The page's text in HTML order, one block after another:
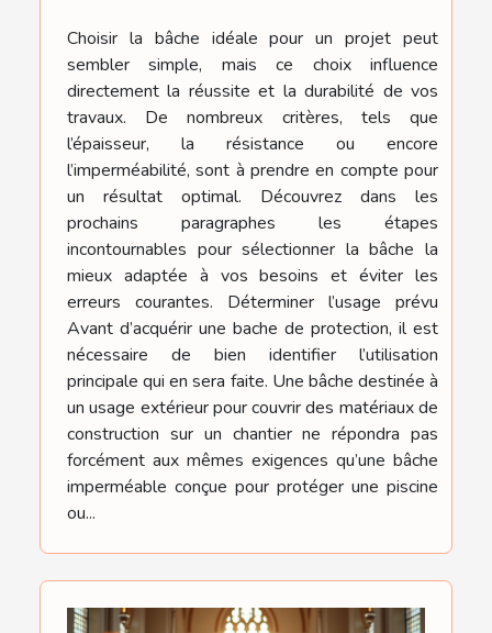
Choisir la bâche idéale pour un projet peut
sembler simple, mais ce choix influence
directement la réussite et la durabilité de vos
travaux. De nombreux critères, tels que
l’épaisseur, la résistance ou encore
l’imperméabilité, sont à prendre en compte pour
un résultat optimal. Découvrez dans les
prochains paragraphes les étapes
incontournables pour sélectionner la bâche la
mieux adaptée à vos besoins et éviter les
erreurs courantes. Déterminer l’usage prévu
Avant d’acquérir une bache de protection, il est
nécessaire de bien identifier l’utilisation
principale qui en sera faite. Une bâche destinée à
un usage extérieur pour couvrir des matériaux de
construction sur un chantier ne répondra pas
forcément aux mêmes exigences qu’une bâche
imperméable conçue pour protéger une piscine
ou...